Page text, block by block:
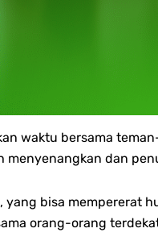
waktu bersama
dan
bisa mempererat
orang-orang